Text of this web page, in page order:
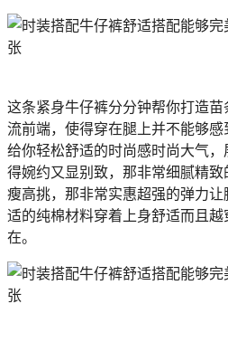
这条紧身牛仔裤分分钟帮你打造
流前端，使得穿在腿上并不能够
给你轻松舒适的时尚感时尚大气
得婉约又显别致，那非常细腻精
瘦高挑，那非常实惠超强的弹力
适的纯棉材料穿着上身舒适而且
在。